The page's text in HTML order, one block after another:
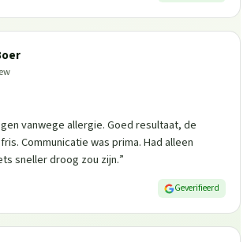
vanwege allergie. Goed resultaat, de
Communicatie was prima. Had alleen
sneller droog zou zijn.”
Geverifieerd